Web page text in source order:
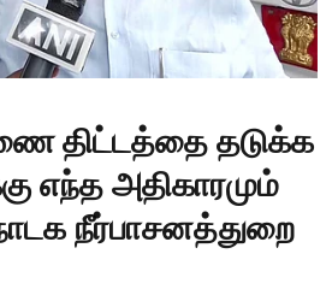
திட்டத்தை தடுக்க
எந்த அதிகாரமும்
நீர்பாசனத்துறை